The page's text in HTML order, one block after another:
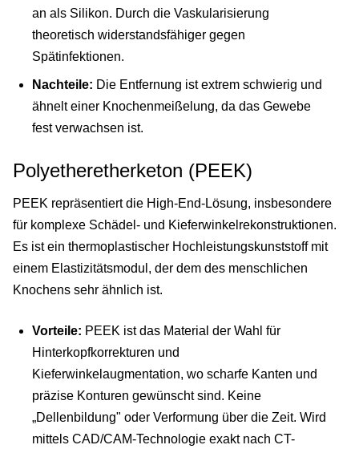
an als Silikon. Durch die Vaskularisierung
theoretisch widerstandsfähiger gegen
Spätinfektionen.
Nachteile: Die Entfernung ist extrem schwierig und
ähnelt einer Knochenmeißelung, da das Gewebe
fest verwachsen ist.
Polyetheretherketon (PEEK)
PEEK repräsentiert die High-End-Lösung, insbesondere
für komplexe Schädel- und Kieferwinkelrekonstruktionen.
Es ist ein thermoplastischer Hochleistungskunststoff mit
einem Elastizitätsmodul, der dem des menschlichen
Knochens sehr ähnlich ist.
Vorteile: PEEK ist das Material der Wahl für
Hinterkopfkorrekturen und
Kieferwinkelaugmentation, wo scharfe Kanten und
präzise Konturen gewünscht sind. Keine
„Dellenbildung" oder Verformung über die Zeit. Wird
mittels CAD/CAM-Technologie exakt nach CT-